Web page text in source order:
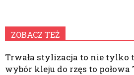
ZOBACZ TEŻ
Trwała stylizacja to nie tylko
wybór kleju do rzęs to połowa